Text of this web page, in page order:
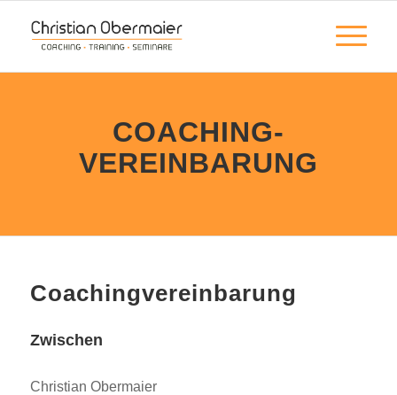
COACHING­
VEREINBARUNG
Coachingvereinbarung
Zwischen
Christian Obermaier